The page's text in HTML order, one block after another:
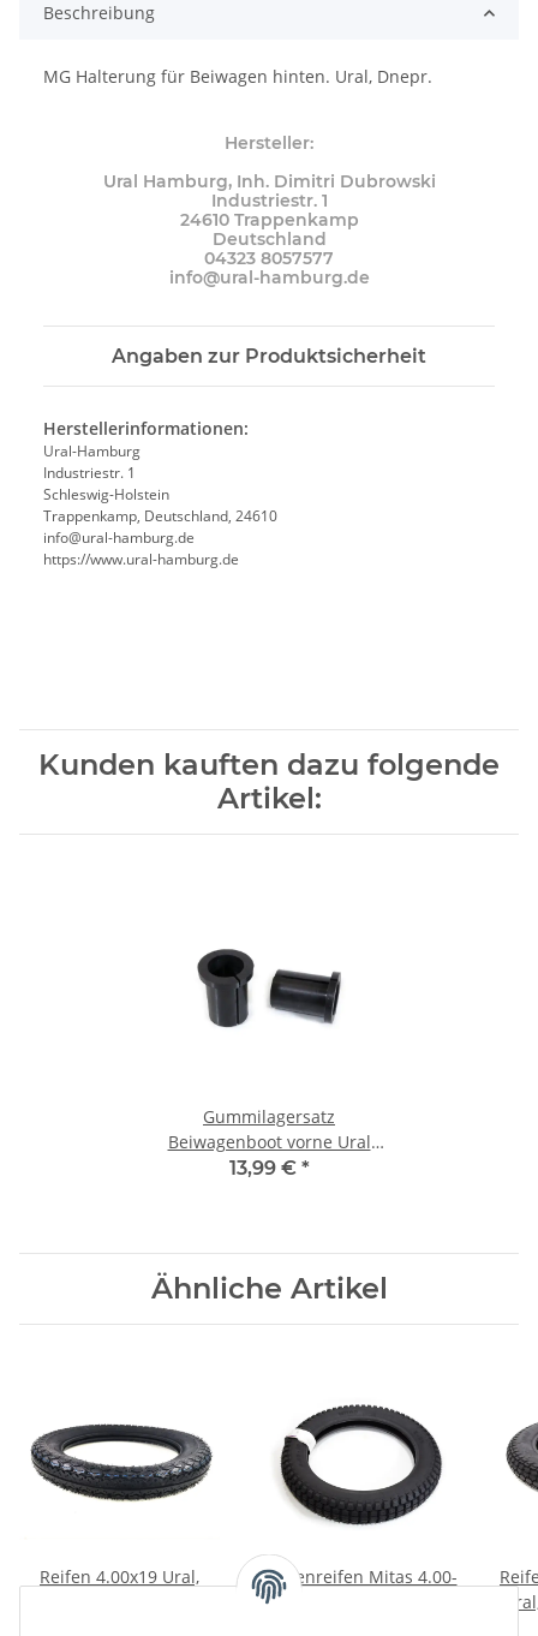
Beschreibung
MG Halterung für Beiwagen hinten. Ural, Dnepr.
Hersteller:
Ural Hamburg, Inh. Dimitri Dubrowski
Industriestr. 1
24610 Trappenkamp
Deutschland
04323 8057577
info@ural-hamburg.de
Angaben zur Produktsicherheit
Herstellerinformationen:
Ural-Hamburg
Industriestr. 1
Schleswig-Holstein
Trappenkamp, Deutschland, 24610
info@ural-hamburg.de
https://www.ural-hamburg.de
Kunden kauften dazu folgende
Artikel:
Gummilagersatz
Beiwagenboot vorne Ural
original.
13,99 € *
Ähnliche Artikel
Reifen 4.00x19 Ural,
Stollenreifen Mitas 4.00-
19 E05 Ural, Dnepr,